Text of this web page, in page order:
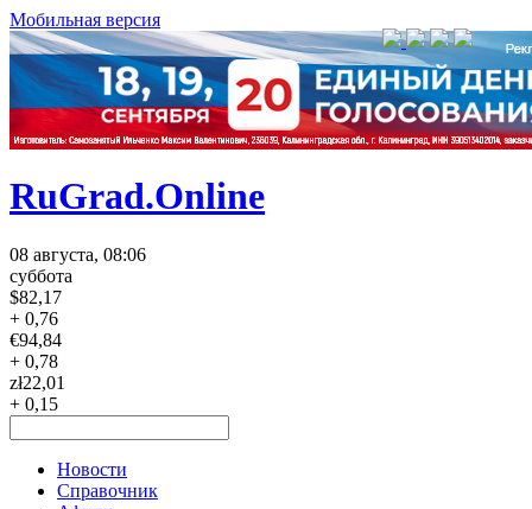
Мобильная версия
RuGrad.Online
08 августа, 08:06
суббота
$82,17
+ 0,76
€94,84
+ 0,78
zł22,01
+ 0,15
Новости
Справочник